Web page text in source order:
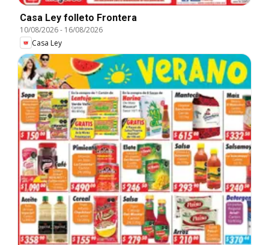
Casa Ley folleto Frontera
10/08/2026- 16/08/2026
Casa Ley